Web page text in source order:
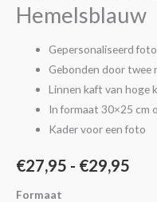
Hemelsblauw
Gepersonaliseerd
Gebonden door twee
Linnen kaft van hoge
In formaat 30×25 cm
Kader voor een foto
€27,95 - €29,95
Formaat